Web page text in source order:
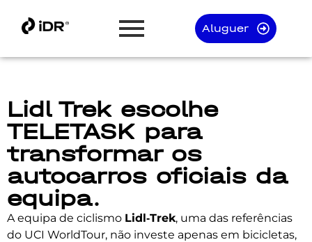
Aluguer
Lidl Trek escolhe
TELETASK para
transformar os
autocarros oficiais da
equipa.
A equipa de ciclismo Lidl‑Trek, uma das referências
do UCI WorldTour, não investe apenas em bicicletas,